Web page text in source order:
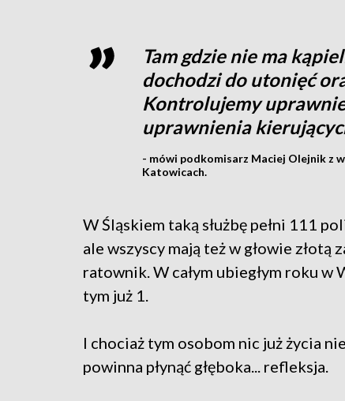
Tam gdzie nie ma
dochodzi do utonięć
Kontrolujemy
uprawnienia
- mówi podkomisarz Maciej Olejnik z
Katowicach.
W Śląskiem taką służbę pełni 111
ale wszyscy mają też w głowie
ratownik. W całym ubiegłym roku
tym już 1.
I chociaż tym osobom nic już życia
powinna płynąć głęboka... refleksja.